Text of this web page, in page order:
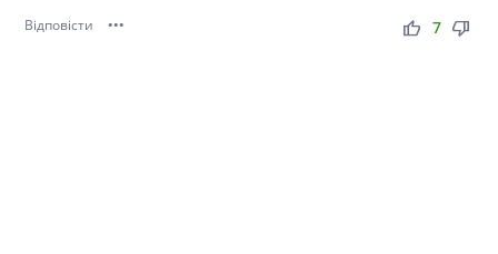
Відповісти ••• thumb_up thumb_down
7